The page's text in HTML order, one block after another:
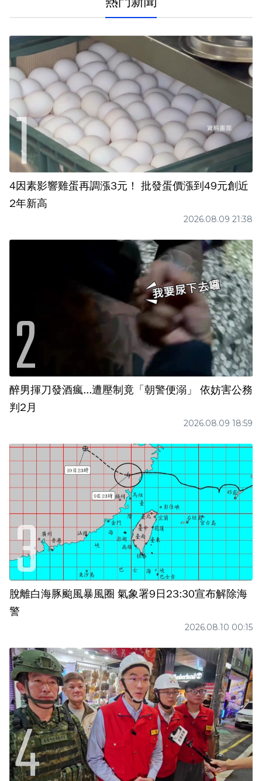
4因素影響雞蛋再調漲3元！ 批發蛋價漲到49元創近
2年新高
2026.08.09 21:38
醉男揮刀發酒瘋...遭壓制竟「朝警便溺」 依妨害公務
判2月
2026.08.09 18:59
脫離白海豚颱風暴風圈 氣象署9日23:30宣布解除海
警
2026.08.10 00:15